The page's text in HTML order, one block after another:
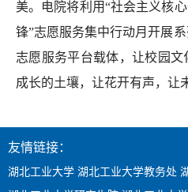
美。电院将利用“社会主义核
锋”志愿服务集中行动月开展
志愿服务平台载体， 让校园文
成长的土壤，让花开有声， 让
友情链接：
湖北工业大学 湖北工业大学教务处